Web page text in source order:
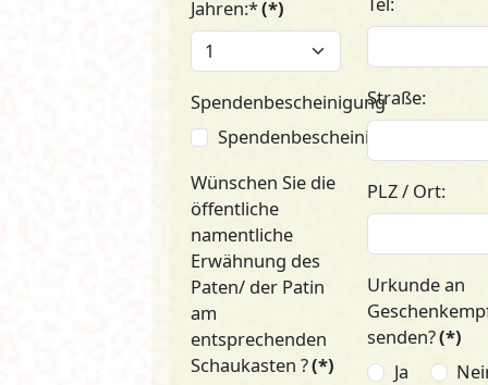
Jahren:*(*)
Spendenbescheinigung
Spendenbescheinigung
Wünschen Sie die
öffentliche
namentliche
Erwähnung des
Paten/ der Patin
am
entsprechenden
Schaukasten ?(*)
Straße:
PLZ / Ort:
Urkunde an
senden?(*)
Ja